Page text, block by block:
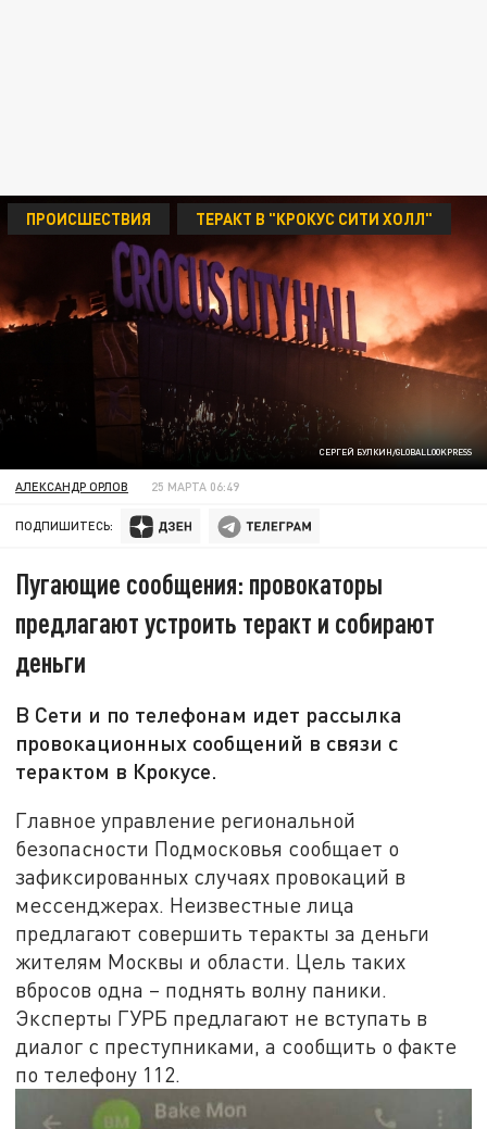
СЕРГЕЙ БУЛКИН/GLOBALLOOKPRESS
ПРОИСШЕСТВИЯ ТЕРАКТ В "КРОКУС СИТИ ХОЛЛ"
АЛЕКСАНДР ОРЛОВ 25 МАРТА 06:49
ПОДПИШИТЕСЬ:
Пугающие сообщения: провокаторы
предлагают устроить теракт и собирают
деньги
В Сети и по телефонам идет рассылка
провокационных сообщений в связи с
терактом в Крокусе.
Главное управление региональной
безопасности Подмосковья сообщает о
зафиксированных случаях провокаций в
мессенджерах. Неизвестные лица
предлагают совершить теракты за деньги
жителям Москвы и области. Цель таких
вбросов одна – поднять волну паники.
Эксперты ГУРБ предлагают не вступать в
диалог с преступниками, а сообщить о факте
по телефону 112.